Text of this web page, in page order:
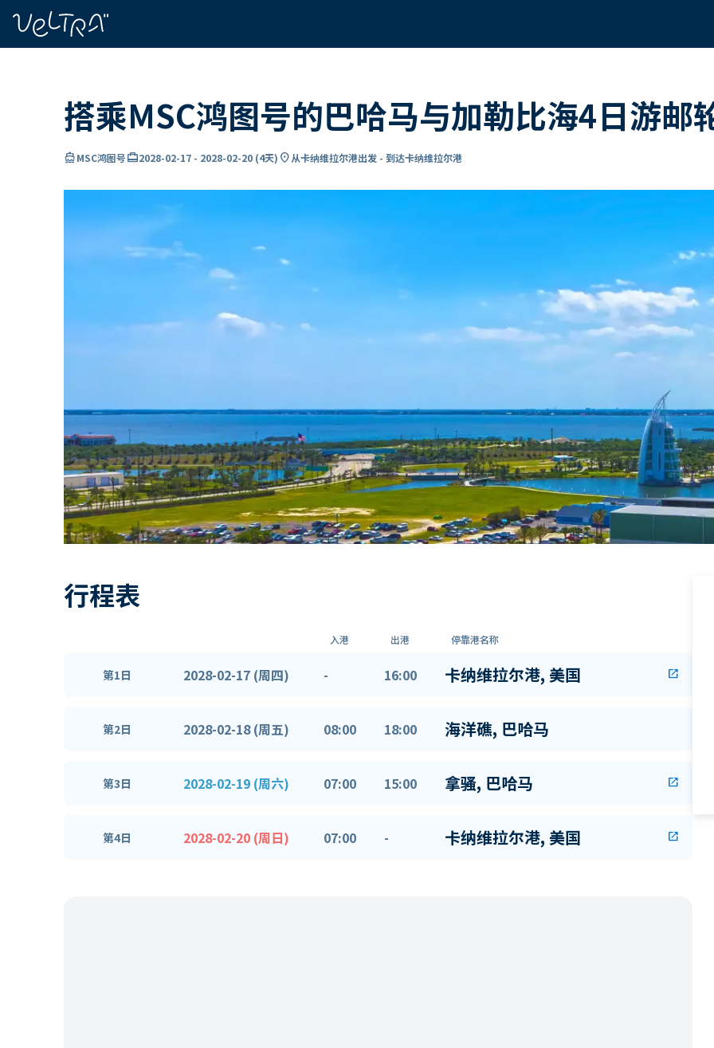
搭乘MSC鸿图号的巴哈马与加勒比海4日游邮
directions_boatMSC鸿图号card_travel2028-02-17 - 2028-02-20 (4天) location_on从卡纳维拉尔港出发 - 到达卡纳维拉尔港
行程表
入港 出港 停靠港名称
第1日 2028-02-17 (周四) - 16:00 卡纳维拉尔港, 美国 open_in_new
第2日 2028-02-18 (周五) 08:00 18:00 海洋礁, 巴哈马
第3日 2028-02-19 (周六) 07:00 15:00 拿骚, 巴哈马 open_in_new
第4日 2028-02-20 (周日) 07:00 - 卡纳维拉尔港, 美国 open_in_new